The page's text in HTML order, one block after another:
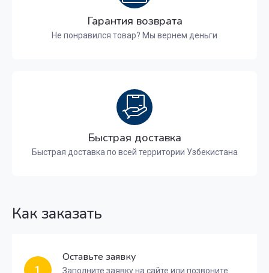
Гарантия возврата
Не понравился товар? Мы вернем деньги
Быстрая доставка
Быстрая доставка по всей территории Узбекистана
Как заказать
1
Оставьте заявку
Заполните заявку на сайте или позвоните